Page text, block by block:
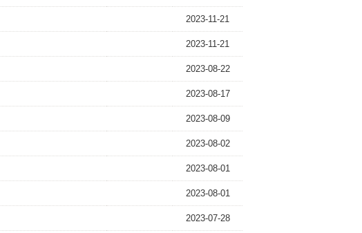
2023-11-21
2023-11-21
2023-08-22
2023-08-17
2023-08-09
2023-08-02
2023-08-01
2023-08-01
2023-07-28